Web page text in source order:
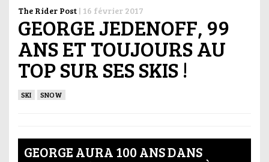
The Rider Post | 16 février 2017
GEORGE JEDENOFF, 99
ANS ET TOUJOURS AU
TOP SUR SES SKIS !
SKI SNOW
GEORGE AURA 100 ANS DANS